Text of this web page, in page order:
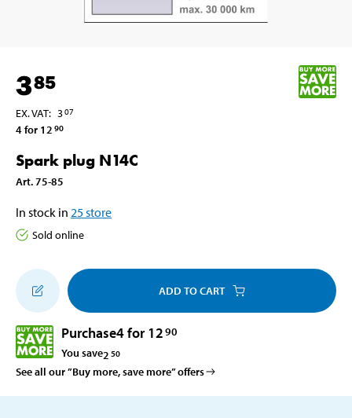
385
EX. VAT: 307
4 for 12 90
Spark plug N14C
Art.75-85
In stock in 25store
Sold online
ADD TO CART
Purchase4 for 1290
You save2 50
See all our ”Buy more, save more” offers